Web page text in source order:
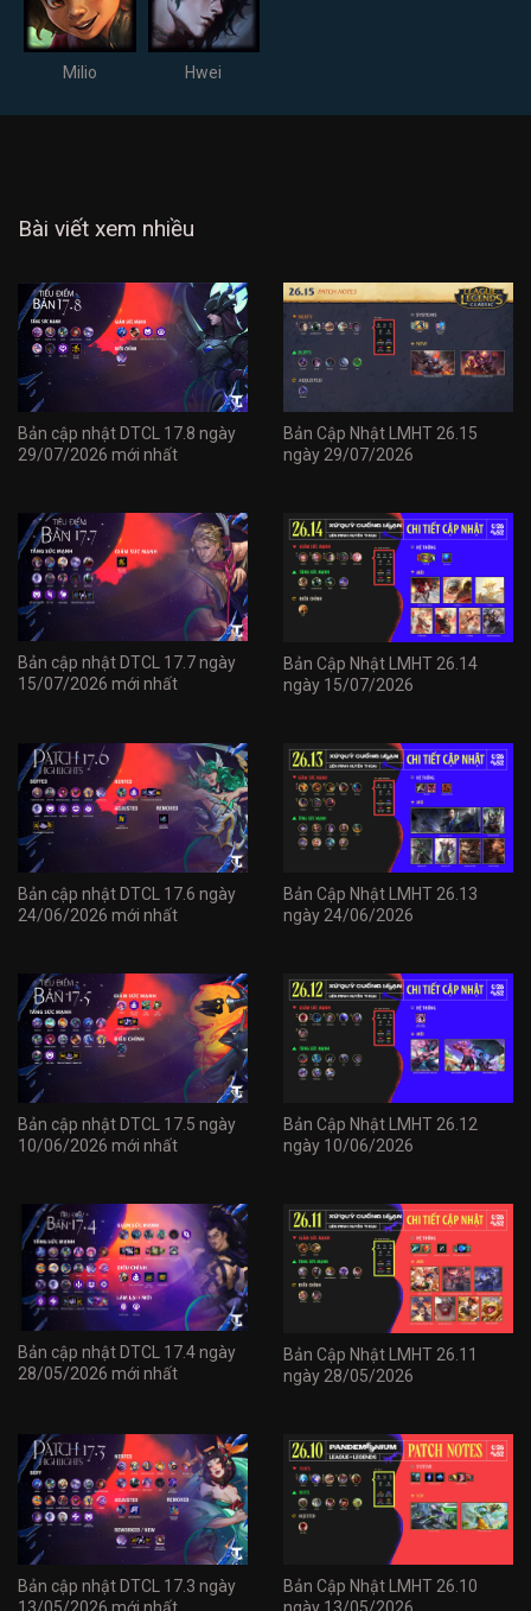
Milio Hwei
Bài viết xem nhiều
Bản cập nhật DTCL 17.8 ngày
29/07/2026 mới nhất
Bản Cập Nhật LMHT 26.15
ngày 29/07/2026
Bản cập nhật DTCL 17.7 ngày
15/07/2026 mới nhất
Bản Cập Nhật LMHT 26.14
ngày 15/07/2026
Bản cập nhật DTCL 17.6 ngày
24/06/2026 mới nhất
Bản Cập Nhật LMHT 26.13
ngày 24/06/2026
Bản cập nhật DTCL 17.5 ngày
10/06/2026 mới nhất
Bản Cập Nhật LMHT 26.12
ngày 10/06/2026
Bản cập nhật DTCL 17.4 ngày
28/05/2026 mới nhất
Bản Cập Nhật LMHT 26.11
ngày 28/05/2026
Bản cập nhật DTCL 17.3 ngày
13/05/2026 mới nhất
Bản Cập Nhật LMHT 26.10
ngày 13/05/2026